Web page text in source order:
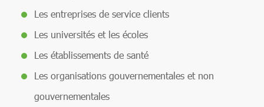
Les entreprises de service clients
Les universités et les écoles
Les établissements de santé
Les organisations gouvernementales et non
gouvernementales